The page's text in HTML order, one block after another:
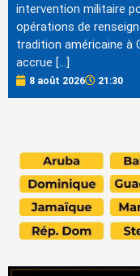
intervention militaire
opérations de
tradition américaine à
accrue […]
8 août 2026 21:30